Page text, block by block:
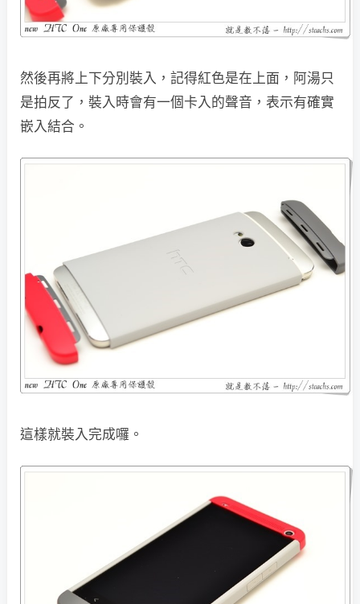
然後再將上下分別裝入，記得紅色是在上面，阿湯只
是拍反了，裝入時會有一個卡入的聲音，表示有確實
嵌入結合。
這樣就裝入完成囉。